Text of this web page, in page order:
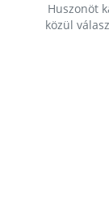
Huszonöt
közül